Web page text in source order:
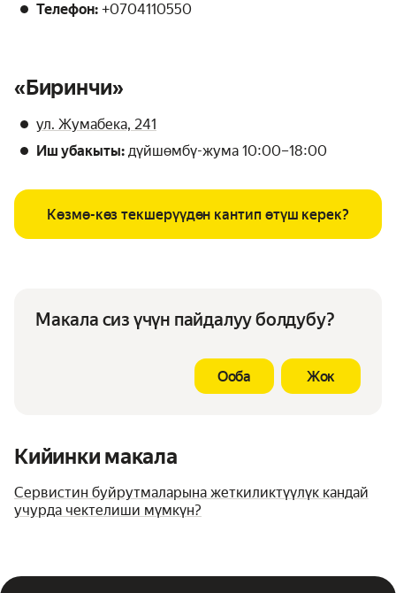
Телефон: +0704110550
«Биринчи»
ул. Жумабека, 241
Иш убакыты: дүйшөмбү-жума 10:00–18:00
Көзмө-көз текшерүүдөн кантип өтүш керек?
Макала сиз үчүн пайдалуу болдубу?
Ооба Жок
Кийинки макала
Cервистин буйрутмаларына жеткиликтүүлүк кандай
учурда чектелиши мүмкүн?